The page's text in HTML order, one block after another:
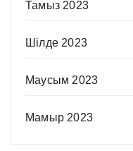
Тамыз 2023
Шілде 2023
Маусым 2023
Мамыр 2023